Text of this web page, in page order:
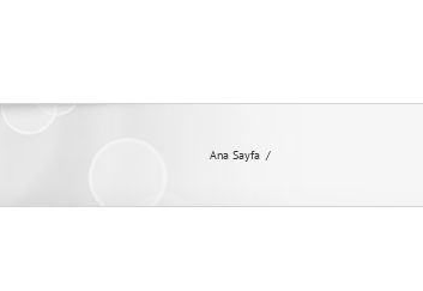
Ana Sayfa